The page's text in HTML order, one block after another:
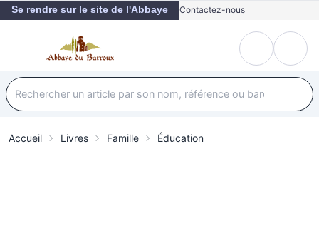
Se rendre sur le site de l'Abbaye Contactez-nous
Accueil Livres Famille Éducation